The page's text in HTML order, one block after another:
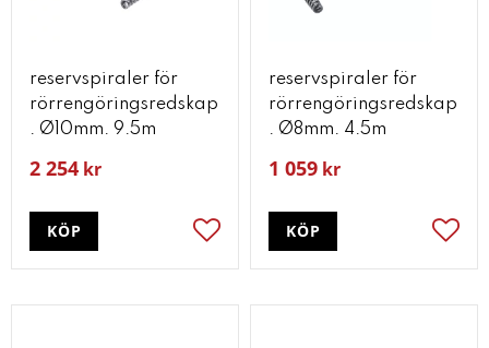
reservspiraler för
rörrengöringsredskap
. Ø10mm. 9.5m
2 254 kr
Lägg till i favoriter
KÖP
reservspiraler för
rörrengöringsredskap
. Ø8mm. 4.5m
1 059 kr
KÖP